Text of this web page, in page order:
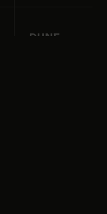
DUNE